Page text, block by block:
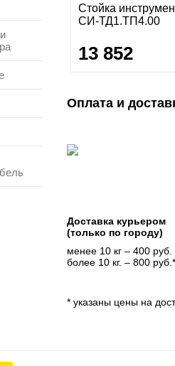
Стойка
СИ-ТД1.ТП4.00
13 852
Оплата и
Доставка курьером
(только по городу)
менее 10 кг – 400 руб.
более 10 кг. – 800 руб.*
* указаны цены на